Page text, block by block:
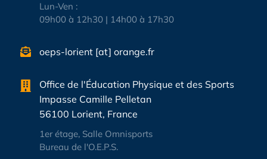
Lun-Ven :
09h00 à 12h30 | 14h00 à 17h30
oeps-lorient [at] orange.fr
Office de l'Éducation Physique et des Sports
Impasse Camille Pelletan
56100 Lorient, France
1er étage, Salle Omnisports
Bureau de l'O.E.P.S.